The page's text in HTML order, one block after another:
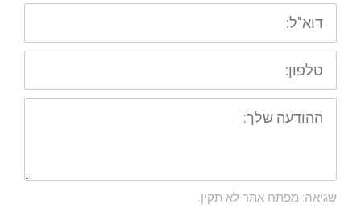
דוא"ל:
טלפון:
ההודעה
שלך:
שגיאה: מפתח אתר לא תקין.